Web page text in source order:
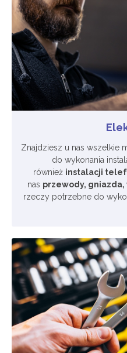
Znajdziesz u nas wszelkie
do wykonania
również instalacji
nas przewody, gniazda,
rzeczy potrzebne do